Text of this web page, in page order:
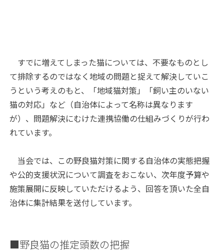
すでに増えてしまった猫については、不要なものとし
て排除するのではなく地域の問題と捉えて解決していこ
うという考えのもと、「地域猫対策」「飼い主のいない
猫の対応」など（自治体によって名称は異なります
が）、問題解決にむけた連携協働の仕組みづくりが行わ
れています。
当会では、この野良猫対策に関する自治体の実態把握
や公的支援状況について調査をおこない、次年度予算や
施策展開に反映していただけるよう、回答を頂いた全自
治体に集計結果を送付しています。
■野良猫の推定頭数の把握